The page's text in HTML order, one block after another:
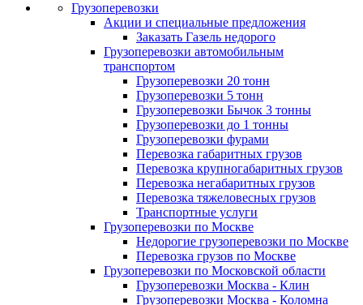
Грузоперевозки
Акции и специальные предложения
Заказать Газель недорого
Грузоперевозки автомобильным
транспортом
Грузоперевозки 20 тонн
Грузоперевозки 5 тонн
Грузоперевозки Бычок 3 тонны
Грузоперевозки до 1 тонны
Грузоперевозки фурами
Перевозка габаритных грузов
Перевозка крупногабаритных грузов
Перевозка негабаритных грузов
Перевозка тяжеловесных грузов
Транспортные услуги
Грузоперевозки по Москве
Недорогие грузоперевозки по Москве
Перевозка грузов по Москве
Грузоперевозки по Московской области
Грузоперевозки Москва - Клин
Грузоперевозки Москва - Коломна